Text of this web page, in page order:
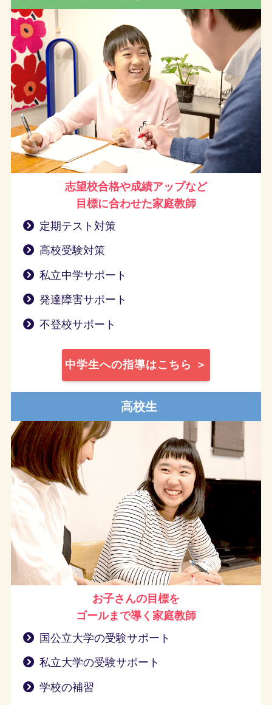
志望校合格や成績アップなど
目標に合わせた家庭教師
定期テスト対策
高校受験対策
私立中学サポート
発達障害サポート
不登校サポート
中学生への指導はこちら ＞
高校生
お子さんの目標を
ゴールまで導く 家庭教師
国公立大学の受験サポート
私立大学の受験サポート
学校の補習